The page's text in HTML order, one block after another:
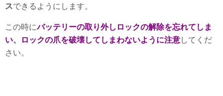
スできるようにします。
この時にバッテリーの取り外しロックの解除を忘れてしま
い、ロックの爪を破壊してしまわないように注意してくだ
さい。